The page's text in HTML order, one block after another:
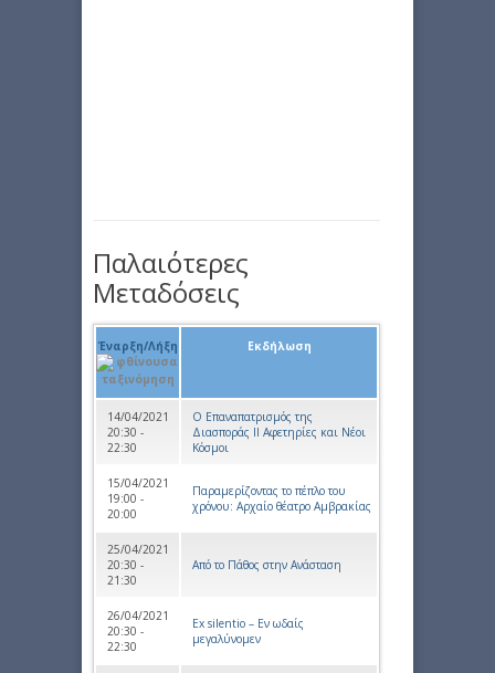
Παλαιότερες
Μεταδόσεις
Έναρξη/Λήξη Εκδήλωση
14/04/2021
20:30 -
22:30
Ο Eπαναπατρισμός της
Διασποράς ΙΙ Αφετηρίες και Νέοι
Κόσμοι
15/04/2021
19:00 -
20:00
Παραμερίζοντας το πέπλο του
χρόνου: Αρχαίο θέατρο Αμβρακίας
25/04/2021
20:30 -
21:30
Από το Πάθος στην Ανάσταση
26/04/2021
20:30 -
22:30
Ex silentio – Εν ωδαίς
μεγαλύνομεν